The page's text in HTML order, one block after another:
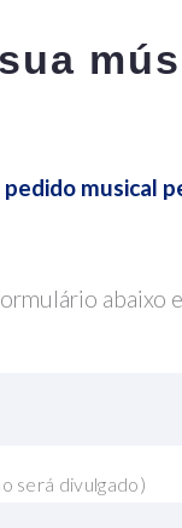
pedido musical
abaixo
será divulgado)